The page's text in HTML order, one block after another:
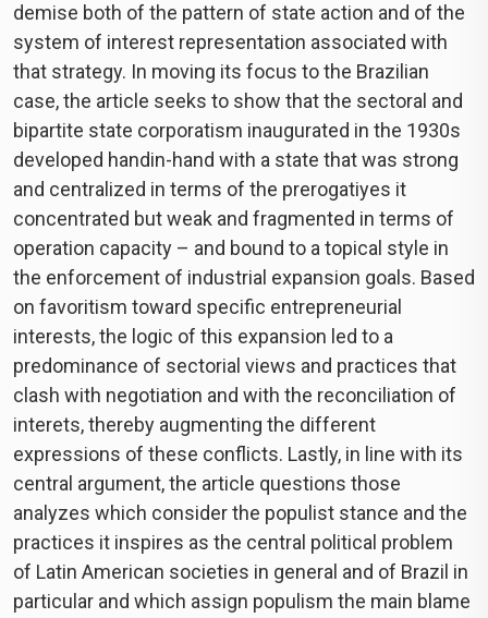
demise both of the pattern of state action and of the
system of interest representation associated with
that strategy. In moving its focus to the Brazilian
case, the article seeks to show that the sectoral and
bipartite state corporatism inaugurated in the 1930s
developed handin-hand with a state that was strong
and centralized in terms of the prerogatiyes it
concentrated but weak and fragmented in terms of
operation capacity – and bound to a topical style in
the enforcement of industrial expansion goals. Based
on favoritism toward specific entrepreneurial
interests, the logic of this expansion led to a
predominance of sectorial views and practices that
clash with negotiation and with the reconciliation of
interets, thereby augmenting the different
expressions of these conflicts. Lastly, in line with its
central argument, the article questions those
analyzes which consider the populist stance and the
practices it inspires as the central political problem
of Latin American societies in general and of Brazil in
particular and which assign populism the main blame